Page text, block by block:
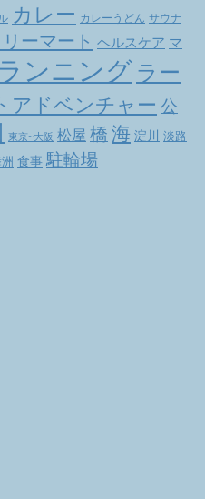
カレー カレーうどん サウナ
ーマート ヘルスケア マ
ランニング ラー
アドベンチャー 公
東京~大阪 松屋 橋 海 淀川
淡路
食事 駐輪場